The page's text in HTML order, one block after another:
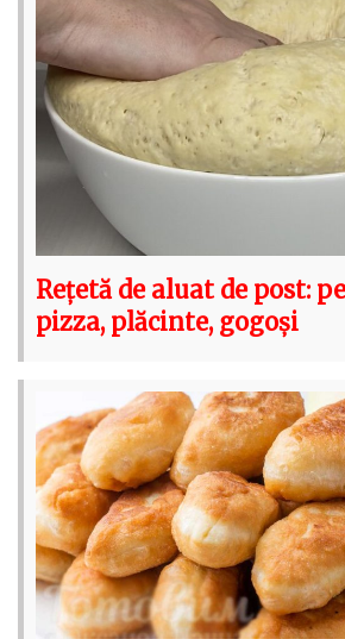
Rețetă de aluat de post:
pizza, plăcinte, gogoși